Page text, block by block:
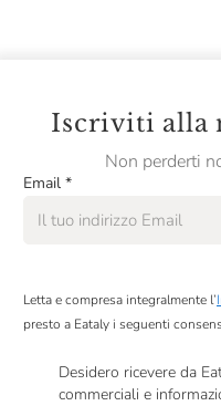
Iscriviti alla
Non perderti
Email *
Letta e compresa integralmente l’
presto a Eataly i seguenti
Desidero ricevere da
commerciali e